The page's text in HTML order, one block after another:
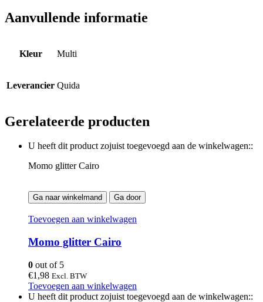
Aanvullende informatie
Kleur Multi
Leverancier Quida
Gerelateerde producten
U heeft dit product zojuist toegevoegd aan de winkelwagen::
Momo glitter Cairo
Ga naar winkelmand Ga door
Toevoegen aan winkelwagen
Momo glitter Cairo
0 out of 5
€1,98 Excl. BTW
Toevoegen aan winkelwagen
U heeft dit product zojuist toegevoegd aan de winkelwagen::